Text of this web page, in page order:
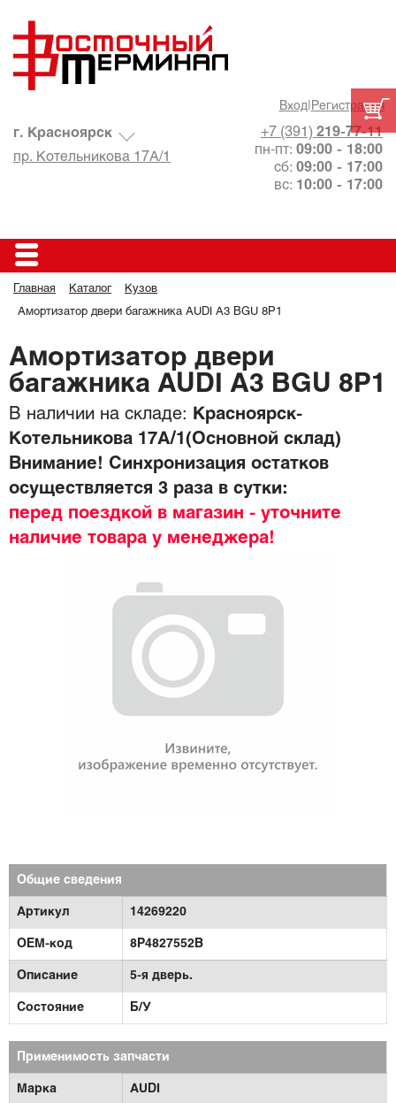
Вход| Регистрация
+7 (391) 219-77-11
пн-пт: 09:00 - 18:00
сб: 09:00 - 17:00
вс: 10:00 - 17:00
г. Красноярск
пр. Котельникова 17А/1
Главная Каталог Кузов
Амортизатор двери багажника AUDI A3 BGU 8P1
Амортизатор двери
багажника AUDI A3 BGU 8P1
В наличии на складе:
Красноярск-
Котельникова 17А/1(Основной склад)
Внимание! Синхронизация остатков
осуществляется 3 раза в сутки:
перед поездкой в магазин - уточните
наличие товара у менеджера!
Общие сведения
Артикул 14269220
OEM-код 8Р4827552В
Описание 5-я дверь.
Состояние Б/У
Применимость запчасти
Марка AUDI